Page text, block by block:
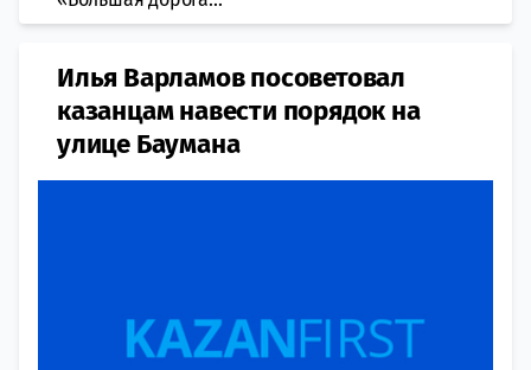
Илья Варламов посоветовал
казанцам навести порядок на
улице Баумана